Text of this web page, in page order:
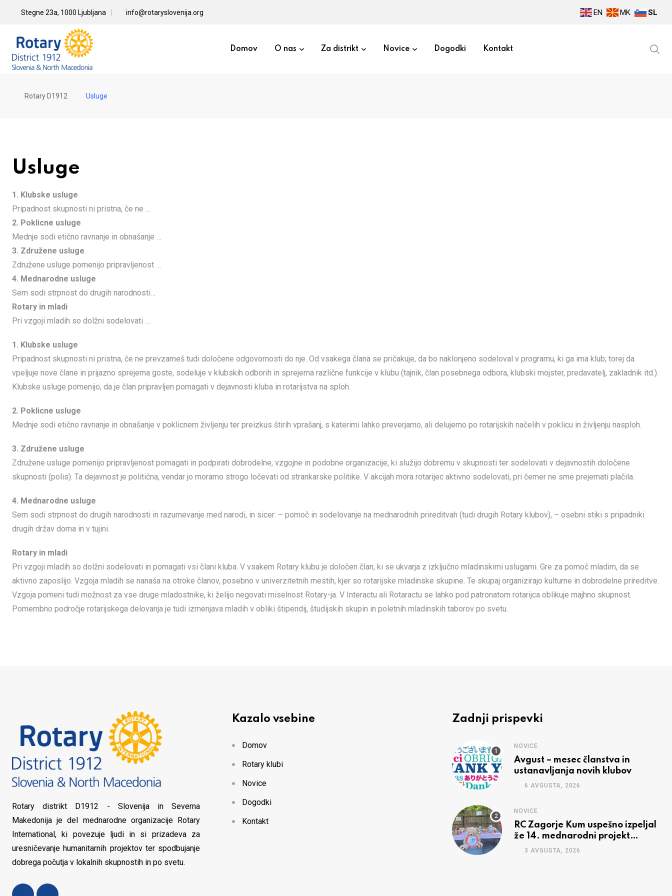
content
Stegne 23a, 1000 Ljubljana info@rotaryslovenija.org EN MK SL
Domov O nas Za distrikt Novice Dogodki Kontakt
Rotary D1912 Usluge
Usluge
1. Klubske usluge
Pripadnost skupnosti ni pristna, če ne …
2. Poklicne usluge
Mednje sodi etično ravnanje in obnašanje …
3. Združene usluge
Združene usluge pomenijo pripravljenost …
4. Mednarodne usluge
Sem sodi strpnost do drugih narodnosti…
Rotary in mladi
Pri vzgoji mladih so dolžni sodelovati …
1. Klubske usluge
Pripadnost skupnosti ni pristna, če ne prevzameš tudi določene odgovornosti do nje. Od vsakega člana se pričakuje, da bo naklonjeno sodeloval v programu, ki ga ima klub; torej da
vpeljuje nove člane in prijazno sprejema goste, sodeluje v klubskih odborih in sprejema različne funkcije v klubu (tajnik, član posebnega odbora, klubski mojster, predavatelj, zakladnik itd.).
Klubske usluge pomenijo, da je član pripravljen pomagati v dejavnosti kluba in rotarijstva na sploh.
2. Poklicne usluge
Mednje sodi etično ravnanje in obnašanje v poklicnem življenju ter preizkus štirih vprašanj, s katerimi lahko preverjamo, ali delujemo po rotarijskih načelih v poklicu in življenju nasploh.
3. Združene usluge
Združene usluge pomenijo pripravljenost pomagati in podpirati dobrodelne, vzgojne in podobne organizacije, ki služijo dobremu v skupnosti ter sodelovati v dejavnostih določene
skupnosti (polis). Ta dejavnost je politična, vendar jo moramo strogo ločevati od strankarske politike. V akcijah mora rotarijec aktivno sodelovati, pri čemer ne sme prejemati plačila.
4. Mednarodne usluge
Sem sodi strpnost do drugih narodnosti in razumevanje med narodi, in sicer: – pomoč in sodelovanje na mednarodnih prireditvah (tudi drugih Rotary klubov), – osebni stiki s pripadniki
drugih držav doma in v tujini.
Rotary in mladi
Pri vzgoji mladih so dolžni sodelovati in pomagati vsi člani kluba. V vsakem Rotary klubu je določen član, ki se ukvarja z izključno mladinskimi uslugami. Gre za pomoč mladim, da se
aktivno zaposlijo. Vzgoja mladih se nanaša na otroke članov, posebno v univerzitetnih mestih, kjer so rotarijske mladinske skupine. Te skupaj organizirajo kulturne in dobrodelne prireditve.
Vzgoja pomeni tudi možnost za vse druge mladostnike, ki želijo negovati miselnost Rotary-ja. V Interactu ali Rotaractu se lahko pod patronatom rotarijca oblikuje majhno skupnost.
Pomembno področje rotarijskega delovanja je tudi izmenjava mladih v obliki štipendij, študijskih skupin in poletnih mladinskih taborov po svetu.
Rotary distrikt D1912 - Slovenija in Severna
Makedonija je del mednarodne organizacije Rotary
International, ki povezuje ljudi in si prizadeva za
uresničevanje humanitarnih projektov ter spodbujanje
dobrega počutja v lokalnih skupnostih in po svetu.
Kazalo vsebine
Domov
Rotary klubi
Novice
Dogodki
Kontakt
Zadnji prispevki
NOVICE
Avgust – mesec članstva in
ustanavljanja novih klubov
6 AVGUSTA, 2026
NOVICE
RC Zagorje Kum uspešno izpeljal
že 14. mednarodni projekt
pobratenih Rotary klubov »Tabor
3 AVGUSTA, 2026